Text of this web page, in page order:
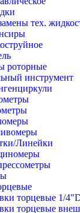
тех.
роторные
инструмент
Линейки
торцевые 1/
торцевые